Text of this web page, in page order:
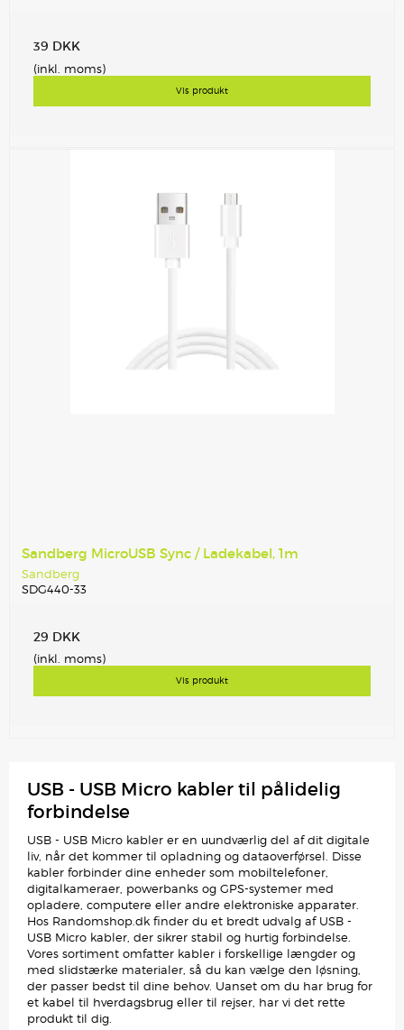
39 DKK
(inkl. moms)
Vis produkt
Sandberg MicroUSB Sync / Ladekabel, 1m
Sandberg
SDG440-33
29 DKK
(inkl. moms)
Vis produkt
USB - USB Micro kabler til pålidelig
forbindelse
USB - USB Micro kabler er en uundværlig del af dit digitale
liv, når det kommer til opladning og dataoverførsel. Disse
kabler forbinder dine enheder som mobiltelefoner,
digitalkameraer, powerbanks og GPS-systemer med
opladere, computere eller andre elektroniske apparater.
Hos Randomshop.dk finder du et bredt udvalg af USB -
USB Micro kabler, der sikrer stabil og hurtig forbindelse.
Vores sortiment omfatter kabler i forskellige længder og
med slidstærke materialer, så du kan vælge den løsning,
der passer bedst til dine behov. Uanset om du har brug for
et kabel til hverdagsbrug eller til rejser, har vi det rette
produkt til dig.